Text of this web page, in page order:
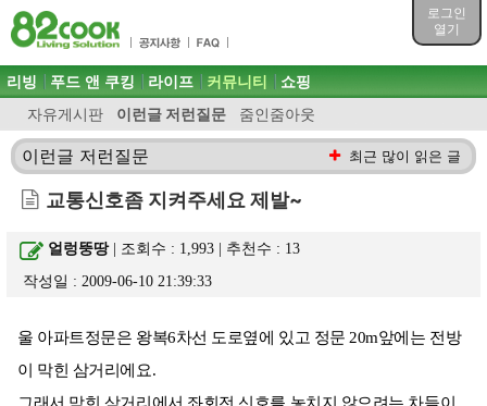
로그인
열기
목차
주메뉴 바로가기
컨텐츠 바로가기
검색 바로가기
로그인 바로가기
주메뉴
리빙 푸드 앤 쿠킹 라이프 커뮤니티
자유게시판 이런글 저런질문 줌인줌아웃
쇼핑
이런글 저런질문 최근 많이 읽은 글
교통신호좀 지켜주세요 제발~
얼렁뚱땅| 조회수 : 1,993 | 추천수 : 13
작성일 : 2009-06-10 21:39:33
울 아파트정문은 왕복6차선 도로옆에 있고 정문 20m앞에는 전방
이 막힌 삼거리에요.